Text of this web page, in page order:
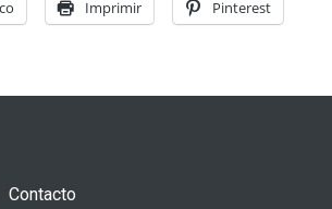
Imprimir Pinterest
Contacto